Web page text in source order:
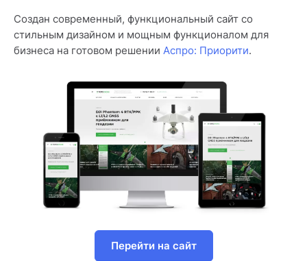
Создан современный, функциональный сайт со
стильным дизайном и мощным функционалом для
бизнеса на готовом решении Аспро: Приорити.
Перейти на сайт